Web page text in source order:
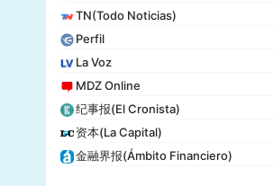
TN(Todo Noticias)
Perfil
La Voz
MDZ Online
纪事报(El Cronista)
资本(La Capital)
金融界报(Ámbito Financiero)